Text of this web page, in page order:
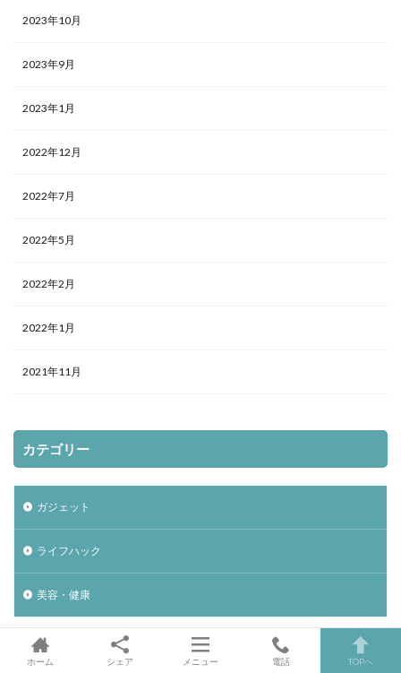
2023年10月
2023年9月
2023年1月
2022年12月
2022年7月
2022年5月
2022年2月
2022年1月
2021年11月
カテゴリー
ガジェット
ライフハック
美容・健康
ホーム シェア メニュー 電話 TOPへ